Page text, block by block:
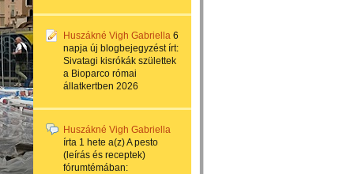
Huszákné Vigh Gabriella 6
napja új blogbejegyzést írt:
Sivatagi kisrókák születtek
a Bioparco római
állatkertben 2026
Huszákné Vigh Gabriella
írta 1 hete a(z)A pesto
(leírás és receptek)
fórumtémában: